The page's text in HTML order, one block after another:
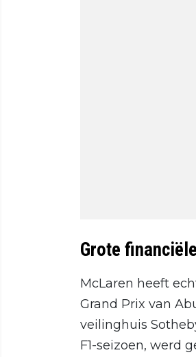
Grote
McLaren heeft
Grand Prix van
veilinghuis
F1-seizoen, werd